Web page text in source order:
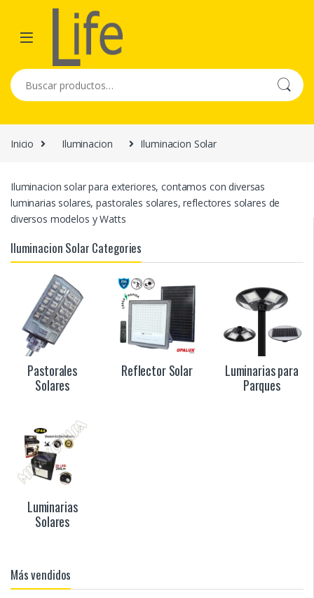
Skip to navigation
Skip to content
Buscar por:
Inicio Iluminacion Iluminacion Solar
Iluminacion solar para exteriores, contamos con diversas
luminarias solares, pastorales solares, reflectores solares de
diversos modelos y Watts
Iluminacion Solar Categories
Pastorales
Solares
Reflector Solar
Luminarias para
Parques
Luminarias
Solares
Más vendidos